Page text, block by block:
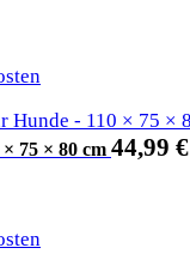
75 × 80 cm 44,99 €